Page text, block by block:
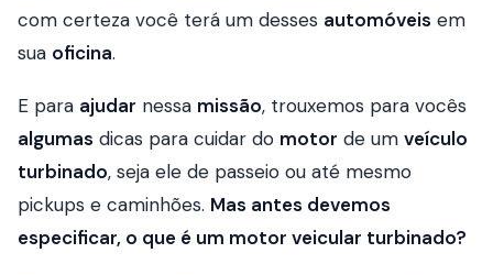
com certeza você terá um desses automóveis em
sua oficina.
E para ajudar nessa missão, trouxemos para vocês
algumas dicas para cuidar do motor de um veículo
turbinado, seja ele de passeio ou até mesmo
pickups e caminhões. Mas antes devemos
especificar, o que é um motor veicular turbinado?